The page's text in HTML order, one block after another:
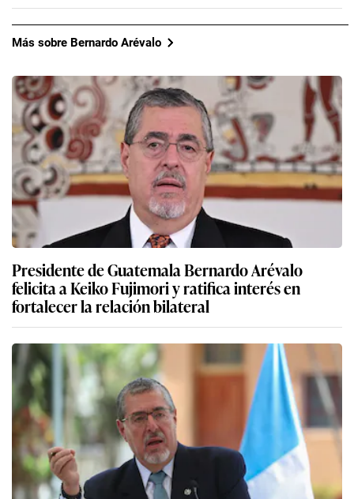
Más sobre Bernardo Arévalo
Presidente de Guatemala Bernardo Arévalo
felicita a Keiko Fujimori y ratifica interés en
fortalecer la relación bilateral